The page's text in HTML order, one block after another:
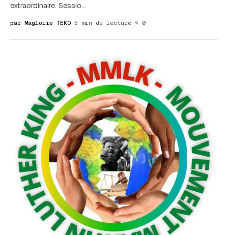
extraordinaire. Sessio…
par Magloire TEKO · 5 min de lecture · ✎ 0